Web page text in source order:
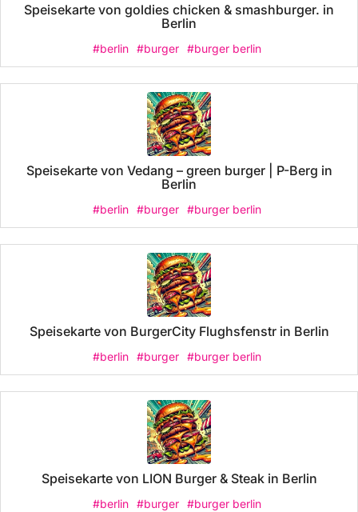
Speisekarte von goldies chicken & smashburger. in
Berlin
#berlin #burger #burger berlin
Speisekarte von Vedang – green burger | P-Berg in
Berlin
#berlin #burger #burger berlin
Speisekarte von BurgerCity Flughsfenstr in Berlin
#berlin #burger #burger berlin
Speisekarte von LION Burger & Steak in Berlin
#berlin #burger #burger berlin